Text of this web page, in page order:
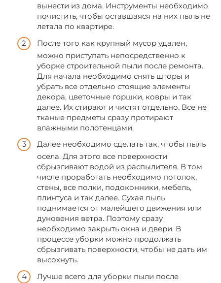
вынести из дома. Инструменты необходимо
почистить, чтобы оставшаяся на них пыль не
летала по квартире.
После того как крупный мусор удален,
можно приступать непосредственно к
уборке строительной пыли после ремонта.
Для начала необходимо снять шторы и
убрать все отдельно стоящие элементы
декора, цветочные горшки, ковры и так
далее. Их стирают и чистят отдельно. Все не
тканые предметы сразу протирают
влажными полотенцами.
Далее необходимо сделать так, чтобы пыль
осела. Для этого все поверхности
сбрызгивают водой из распылителя. В том
числе проработать необходимо потолок,
стены, все полки, подоконники, мебель,
плинтуса и так далее. Сухая пыль
поднимается от малейшего движения или
дуновения ветра. Поэтому сразу
необходимо закрыть окна и двери. В
процессе уборки можно продолжать
сбрызгивать поверхности, чтобы не дать им
высохнуть.
Лучше всего для уборки пыли после